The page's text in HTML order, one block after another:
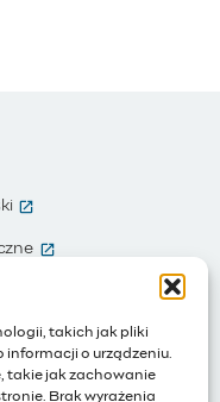
takich jak pliki
informacji o urządzeniu.
takie jak zachowanie
Brak wyrażenia
oknie)
(otwiera się w
(otwiera się w